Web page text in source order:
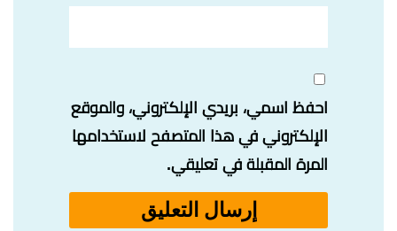
احفظ اسمي، بريدي الإلكتروني، والموقع
الإلكتروني في هذا المتصفح لاستخدامها
المرة المقبلة في تعليقي.